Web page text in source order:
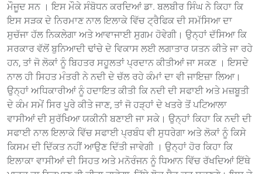
ਮੌਜੂਦ ਸਨ । ਇਸ ਮੌਕੇ ਸੰਬੋਧਨ ਕਰਦਿਆਂ ਡਾ. ਬਲਬੀਰ ਸਿੰਘ ਨੇ ਕਿਹਾ ਕਿ
ਇਸ ਸੜਕ ਦੇ ਨਿਰਮਾਣ ਨਾਲ ਇਲਾਕੇ ਵਿੱਚ ਟ੍ਰੈਫਿਕ ਦੀ ਸਮੱਸਿਆ ਦਾ
ਸੁਚੱਜਾ ਹੱਲ ਨਿਕਲੇਗਾ ਅਤੇ ਆਵਾਜਾਈ ਸੁਗਮ ਹੋਵੇਗੀ। ਉਨ੍ਹਾਂ ਦੱਸਿਆ ਕਿ
ਸਰਕਾਰ ਵੱਲੋਂ ਬੁਨਿਆਦੀ ਢਾਂਚੇ ਦੇ ਵਿਕਾਸ ਲਈ ਲਗਾਤਾਰ ਯਤਨ ਕੀਤੇ ਜਾ ਰਹੇ
ਹਨ, ਤਾਂ ਜੋ ਲੋਕਾਂ ਨੂੰ ਬਿਹਤਰ ਸਹੂਲਤਾਂ ਪ੍ਰਦਾਨ ਕੀਤੀਆਂ ਜਾ ਸਕਣ । ਇਸਦੇ
ਨਾਲ ਹੀ ਸਿਹਤ ਮੰਤਰੀ ਨੇ ਨਦੀ ਦੇ ਚੱਲ ਰਹੇ ਕੰਮਾਂ ਦਾ ਵੀ ਜਾਇਜ਼ਾ ਲਿਆ।
ਉਨ੍ਹਾਂ ਅਧਿਕਾਰੀਆਂ ਨੂੰ ਹਦਾਇਤ ਕੀਤੀ ਕਿ ਨਦੀ ਦੀ ਸਫਾਈ ਅਤੇ ਮਜ਼ਬੂਤੀ
ਦੇ ਕੰਮ ਸਮੇਂ ਸਿਰ ਪੂਰੇ ਕੀਤੇ ਜਾਣ, ਤਾਂ ਜੋ ਹੜ੍ਹਾਂ ਦੇ ਖਤਰੇ ਤੋਂ ਪਟਿਆਲਾ
ਵਾਸੀਆਂ ਦੀ ਸੁਰੱਖਿਆ ਯਕੀਨੀ ਬਣਾਈ ਜਾ ਸਕੇ। ਉਨ੍ਹਾਂ ਕਿਹਾ ਕਿ ਨਦੀ ਦੀ
ਸਫਾਈ ਨਾਲ ਇਲਾਕੇ ਵਿੱਚ ਸਫਾਈ ਪ੍ਰਬੰਧ ਵੀ ਸੁਧਰੇਗਾ ਅਤੇ ਲੋਕਾਂ ਨੂੰ ਕਿਸੇ
ਕਿਸਮ ਦੀ ਦਿੱਕਤ ਨਹੀਂ ਆਉਣ ਦਿੱਤੀ ਜਾਵੇਗੀ । ਉਨ੍ਹਾਂ ਹੋਰ ਕਿਹਾ ਕਿ
ਇਲਾਕਾ ਵਾਸੀਆਂ ਦੀ ਸਿਹਤ ਅਤੇ ਮਨੋਰੰਜਨ ਨੂੰ ਧਿਆਨ ਵਿੱਚ ਰੱਖਦਿਆਂ ਇੱਥੇ